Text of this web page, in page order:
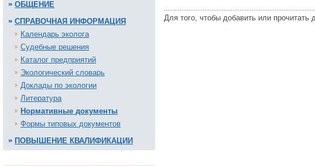
ОБЩЕНИЕ
СПРАВОЧНАЯ ИНФОРМАЦИЯ
Календарь эколога
Судебные решения
Каталог предприятий
Экологический словарь
Доклады по экологии
Литература
Нормативные документы
Формы типовых документов
ПОВЫШЕНИЕ КВАЛИФИКАЦИИ
Для того, чтобы добавить или прочитать